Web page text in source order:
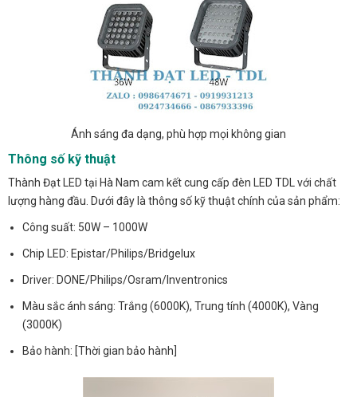
Ánh sáng đa dạng, phù hợp mọi không gian
Thông số kỹ thuật
Thành Đạt LED tại Hà Nam cam kết cung cấp đèn LED TDL với chất
lượng hàng đầu. Dưới đây là thông số kỹ thuật chính của sản phẩm:
Công suất: 50W – 1000W
Chip LED: Epistar/Philips/Bridgelux
Driver: DONE/Philips/Osram/Inventronics
Màu sắc ánh sáng: Trắng (6000K), Trung tính (4000K), Vàng
(3000K)
Bảo hành: [Thời gian bảo hành]